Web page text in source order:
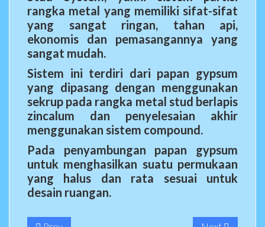
rangka metal yang memiliki sifat-sifat
yang sangat ringan, tahan api,
ekonomis dan pemasangannya yang
sangat mudah.
Sistem ini terdiri dari papan gypsum
yang dipasang dengan menggunakan
sekrup pada rangka metal stud berlapis
zincalum dan penyelesaian akhir
menggunakan sistem compound.
Pada penyambungan papan gypsum
untuk menghasilkan suatu permukaan
yang halus dan rata sesuai untuk
desain ruangan.